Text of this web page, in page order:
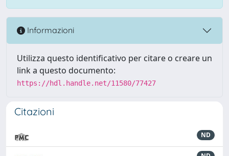
Informazioni
Utilizza questo identificativo per citare o creare un
link a questo documento:
https://hdl.handle.net/11580/77427
Citazioni
ND